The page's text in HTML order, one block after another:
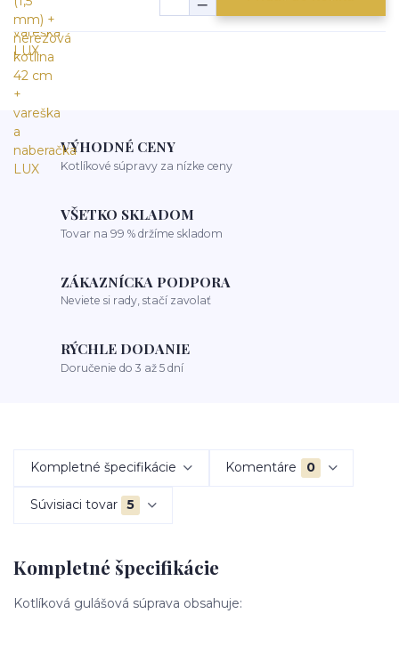
VÝHODNÉ CENY
Kotlíkové súpravy za nízke ceny
VŠETKO SKLADOM
Tovar na 99 % držíme skladom
ZÁKAZNÍCKA PODPORA
Neviete si rady, stačí zavolať
RÝCHLE DODANIE
Doručenie do 3 až 5 dní
Kompletné špecifikácie Komentáre 0
Súvisiaci tovar 5
Kompletné špecifikácie
Kotlíková gulášová súprava obsahuje: